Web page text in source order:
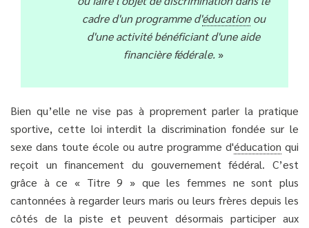
cadre d'un programme d'éducationou
d'une activité bénéficiant d'une aide
financière fédérale. »
Bien qu’elle ne vise pas à proprement parler la pratique
sportive, cette loi interdit la discrimination fondée sur le
sexe dans toute école ou autre programme d'éducation qui
reçoit un financement du gouvernement fédéral. C’est
grâce à ce « Titre 9 » que les femmes ne sont plus
cantonnées à regarder leurs maris ou leurs frères depuis les
côtés de la piste et peuvent désormais participer aux